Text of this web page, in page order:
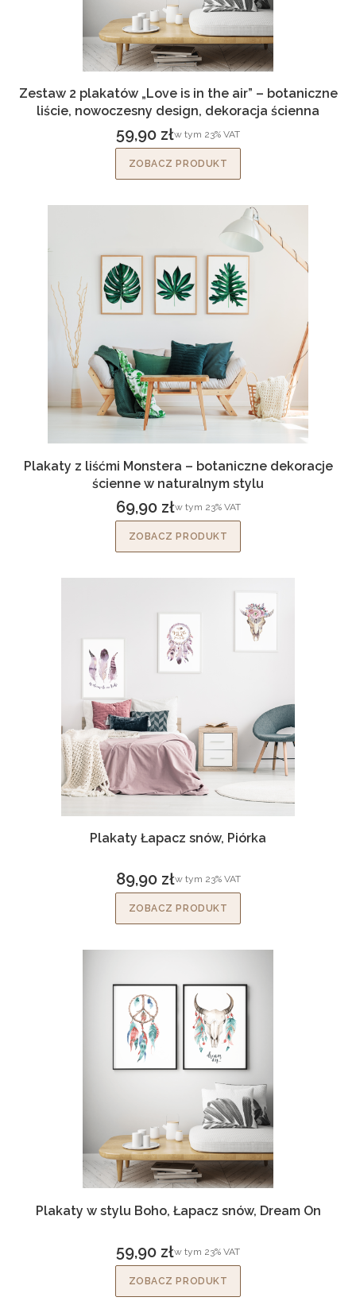
Zestaw 2 plakatów „Love is in the air” – botaniczne
liście, nowoczesny design, dekoracja ścienna
Cena brutto
59,90 złw tym %s VAT
w tym 23% VAT
ZOBACZ PRODUKT
Plakaty z liśćmi Monstera – botaniczne dekoracje
ścienne w naturalnym stylu
Cena brutto
69,90 złw tym %s VAT
w tym 23%VAT
ZOBACZ PRODUKT
Plakaty Łapacz snów, Piórka
Cena brutto
89,90 złw tym %s VAT
w tym 23%VAT
ZOBACZ PRODUKT
Plakaty w stylu Boho, Łapacz snów, Dream On
Cena brutto
59,90 złw tym %s VAT
w tym 23% VAT
ZOBACZ PRODUKT